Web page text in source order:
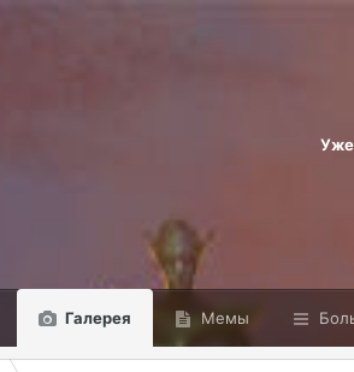
Уже
Галерея Мемы